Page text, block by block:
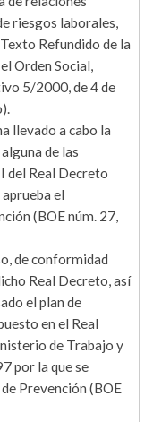
riesgos laborales,
Refundido de la
Orden Social,
5/2000, de 4 de
llevado a cabo la
de las
del Real Decreto
el
(BOE núm. 27,
de conformidad
Real Decreto, así
el plan de
en el Real
de Trabajo y
por la que se
Prevención (BOE